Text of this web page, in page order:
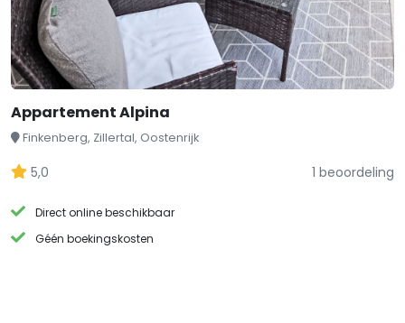
Appartement Alpina
Finkenberg, Zillertal, Oostenrijk
5,0 1 beoordeling
Direct online beschikbaar
Géén boekingskosten